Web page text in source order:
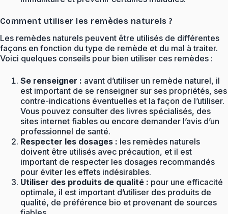
Comment utiliser les remèdes naturels ?
Les remèdes naturels peuvent être utilisés de différentes
façons en fonction du type de remède et du mal à traiter.
Voici quelques conseils pour bien utiliser ces remèdes :
Se renseigner : avant d’utiliser un remède naturel, il
est important de se renseigner sur ses propriétés, ses
contre-indications éventuelles et la façon de l’utiliser.
Vous pouvez consulter des livres spécialisés, des
sites internet fiables ou encore demander l’avis d’un
professionnel de santé.
Respecter les dosages : les remèdes naturels
doivent être utilisés avec précaution, et il est
important de respecter les dosages recommandés
pour éviter les effets indésirables.
Utiliser des produits de qualité : pour une efficacité
optimale, il est important d’utiliser des produits de
qualité, de préférence bio et provenant de sources